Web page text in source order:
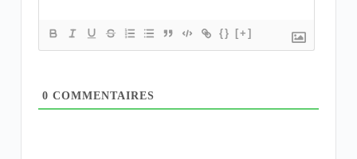
{} [+]
0 COMMENTAIRES